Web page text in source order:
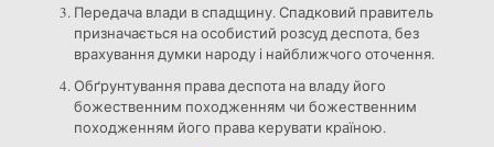
Передача влади в спадщину. Спадковий правитель
призначається на особистий розсуд деспота, без
врахування думки народу і найближчого оточення.
Обґрунтування права деспота на владу його
божественним походженням чи божественним
походженням його права керувати країною.